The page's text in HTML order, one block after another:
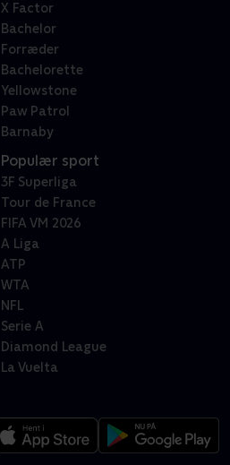
X Factor
Bachelor
Forræder
Bachelorette
Yellowstone
Paw Patrol
Barnaby
Populær sport
3F Superliga
Tour de France
FIFA VM 2026
A Liga
ATP
WTA
NFL
Serie A
Diamond League
La Vuelta